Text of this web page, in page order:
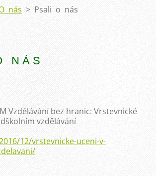
nás > Psali o nás
N Á S
Vzdělávání bez hranic: Vrstevnické
vzdělávání
12/vrstevnicke-uceni-v-